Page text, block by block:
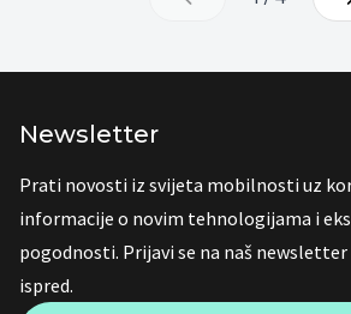
Newsletter
Prati novosti iz svijeta mobilnosti uz
informacije o novim tehnologijama i
pogodnosti. Prijavi se na naš
ispred.